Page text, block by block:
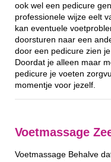
ook wel een pedicure
professionele wijze eelt
kan eventuele
doorsturen naar een
door een pedicure zien
Doordat je alleen maar
pedicure je voeten
momentje voor jezelf.
Voetmassage
Voetmassage Behalve